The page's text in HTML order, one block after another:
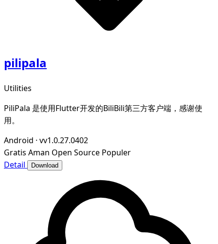
pilipala
Utilities
PiliPala 是使用Flutter开发的BiliBili第三方客户端，感谢使
用。
Android · vv1.0.27.0402
Gratis Aman Open Source Populer
Detail
Download